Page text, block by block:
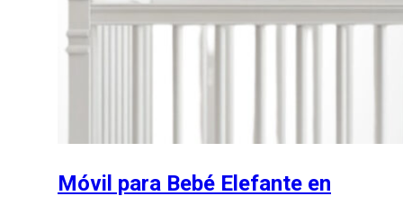
Móvil para Bebé Elefante en